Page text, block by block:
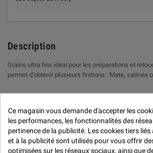
Description
Grains ultra fins ideal pour les préparations et
permet d'obtenir plusieurs finitions : Mate, satinée
Avis (0)
Avis (0) -
Modération des avis

Ce magasin vous demande d'accepter les
les performances, les fonctionnalités des
pertinence de la publicité. Les cookies tiers
et à la publicité sont utilisés pour vous offrir
optimisées sur les réseaux sociaux, ainsi que